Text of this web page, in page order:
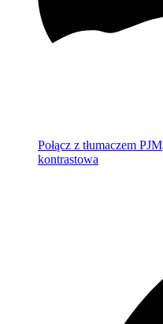
Połącz z tłumaczem PJM
kontrastowa